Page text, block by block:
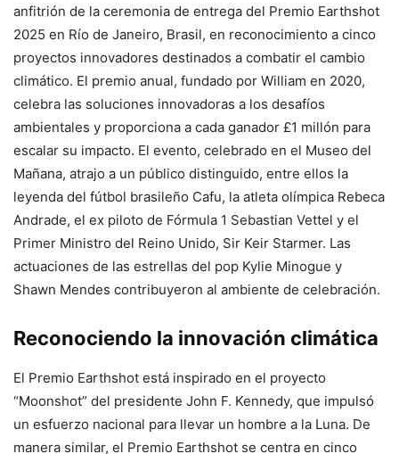
anfitrión de la ceremonia de entrega del Premio Earthshot
2025 en Río de Janeiro, Brasil, en reconocimiento a cinco
proyectos innovadores destinados a combatir el cambio
climático. El premio anual, fundado por William en 2020,
celebra las soluciones innovadoras a los desafíos
ambientales y proporciona a cada ganador £1 millón para
escalar su impacto. El evento, celebrado en el Museo del
Mañana, atrajo a un público distinguido, entre ellos la
leyenda del fútbol brasileño Cafu, la atleta olímpica Rebeca
Andrade, el ex piloto de Fórmula 1 Sebastian Vettel y el
Primer Ministro del Reino Unido, Sir Keir Starmer. Las
actuaciones de las estrellas del pop Kylie Minogue y
Shawn Mendes contribuyeron al ambiente de celebración.
Reconociendo la innovación climática
El Premio Earthshot está inspirado en el proyecto
“Moonshot” del presidente John F. Kennedy, que impulsó
un esfuerzo nacional para llevar un hombre a la Luna. De
manera similar, el Premio Earthshot se centra en cinco